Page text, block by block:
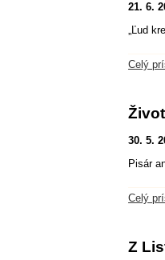
21. 6.
„Ľud
Celý
30. 5.
Pisár
Celý
Z